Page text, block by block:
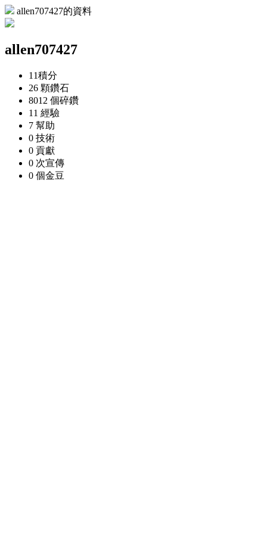
allen707427的資料
allen707427
11積分
26 顆鑽石
8012 個碎鑽
11 經驗
7 幫助
0 技術
0 貢獻
0 次宣傳
0 個金豆